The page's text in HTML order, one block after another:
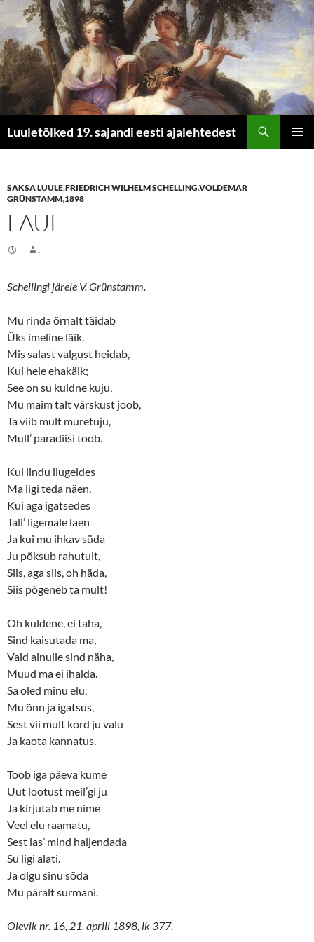
Luuletõlked 19. sajandi eesti ajalehtedest
SAKSA LUULE,FRIEDRICH WILHELM SCHELLING,VOLDEMAR
GRÜNSTAMM,1898
LAUL
Schellingi järele V. Grünstamm.
Mu rinda õrnalt täidab
Üks imeline läik.
Mis salast valgust heidab,
Kui hele ehakäik;
See on su kuldne kuju,
Mu maim talt värskust joob,
Ta viib mult muretuju,
Mull’ paradiisi toob.
Kui lindu liugeldes
Ma ligi teda näen,
Kui aga igatsedes
Tall’ ligemale laen
Ja kui mu ihkav süda
Ju põksub rahutult,
Siis, aga siis, oh häda,
Siis põgeneb ta mult!
Oh kuldene, ei taha,
Sind kaisutada ma,
Vaid ainulle sind näha,
Muud ma ei ihalda.
Sa oled minu elu,
Mu õnn ja igatsus,
Sest vii mult kord ju valu
Ja kaota kannatus.
Toob iga päeva kume
Uut lootust meil’gi ju
Ja kirjutab me nime
Veel elu raamatu,
Sest las’ mind haljendada
Su ligi alati.
Ja olgu sinu sõda
Mu päralt surmani.
Olevik nr. 16, 21. aprill 1898, lk 377.